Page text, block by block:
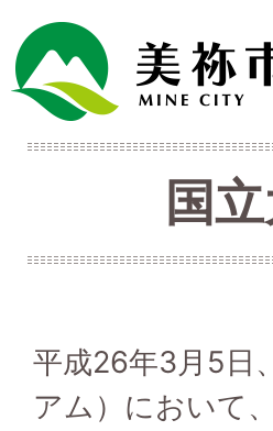
国
平成26年3月5日
アム）において